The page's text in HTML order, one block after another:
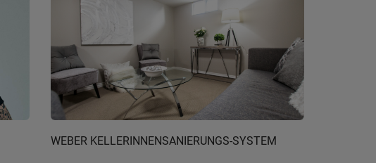
WEBER KELLERINNENSANIERUNGS-SYSTEM